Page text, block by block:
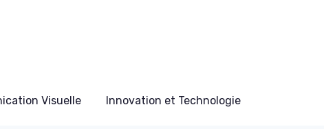
Visuelle Innovation et Technologie